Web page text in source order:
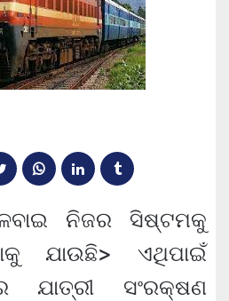
ନିଜର ସିଷ୍ଟମକୁ
ଯାଉଛି> ଏଥିପାଇଁ
ଯାତ୍ରୀ ସଂରକ୍ଷଣ